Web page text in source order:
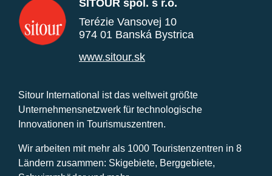
SITOUR spol. s r.o.
Terézie Vansovej 10
974 01 Banská Bystrica
www.sitour.sk
Sitour International ist das weltweit größte
Unternehmensnetzwerk für technologische
Innovationen in Tourismuszentren.
Wir arbeiten mit mehr als 1000 Touristenzentren in 8
Ländern zusammen: Skigebiete, Berggebiete,